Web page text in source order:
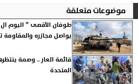
موضوعات متعلقة
يواصل مجازره والمقاومة
قائمة العار .. وصمة
المتحدة